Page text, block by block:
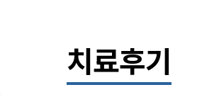
치료후기